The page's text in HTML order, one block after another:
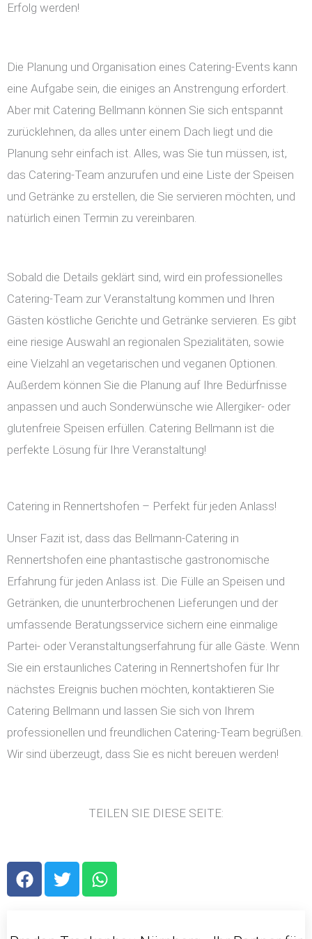
Erfolg werden!
Die Planung und Organisation eines Catering-Events kann
eine Aufgabe sein, die einiges an Anstrengung erfordert.
Aber mit Catering Bellmann können Sie sich entspannt
zurücklehnen, da alles unter einem Dach liegt und die
Planung sehr einfach ist. Alles, was Sie tun müssen, ist,
das Catering-Team anzurufen und eine Liste der Speisen
und Getränke zu erstellen, die Sie servieren möchten, und
natürlich einen Termin zu vereinbaren.
Sobald die Details geklärt sind, wird ein professionelles
Catering-Team zur Veranstaltung kommen und Ihren
Gästen köstliche Gerichte und Getränke servieren. Es gibt
eine riesige Auswahl an regionalen Spezialitäten, sowie
eine Vielzahl an vegetarischen und veganen Optionen.
Außerdem können Sie die Planung auf Ihre Bedürfnisse
anpassen und auch Sonderwünsche wie Allergiker- oder
glutenfreie Speisen erfüllen. Catering Bellmann ist die
perfekte Lösung für Ihre Veranstaltung!
Catering in Rennertshofen – Perfekt für jeden Anlass!
Unser Fazit ist, dass das Bellmann-Catering in
Rennertshofen eine phantastische gastronomische
Erfahrung für jeden Anlass ist. Die Fülle an Speisen und
Getränken, die ununterbrochenen Lieferungen und der
umfassende Beratungsservice sichern eine einmalige
Partei- oder Veranstaltungserfahrung für alle Gäste. Wenn
Sie ein erstaunliches Catering in Rennertshofen für Ihr
nächstes Ereignis buchen möchten, kontaktieren Sie
Catering Bellmann und lassen Sie sich von Ihrem
professionellen und freundlichen Catering-Team begrüßen.
Wir sind überzeugt, dass Sie es nicht bereuen werden!
TEILEN SIE DIESE SEITE:
F
a
T
w
W
h